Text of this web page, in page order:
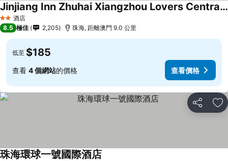
2 星級酒店
Jinjiang Inn Zhuhai Xiangzhou Lovers Central Road
查看價格
8.5 極佳 2,205 珠海, 距離澳門 9.0 公里
低至 $185
查看 4 個網站的價格 查看價格
分享 放
珠海環球一號國際酒店